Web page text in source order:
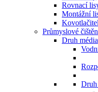
Rovnací
Montážní
Průmyslové
Druh média
Druh